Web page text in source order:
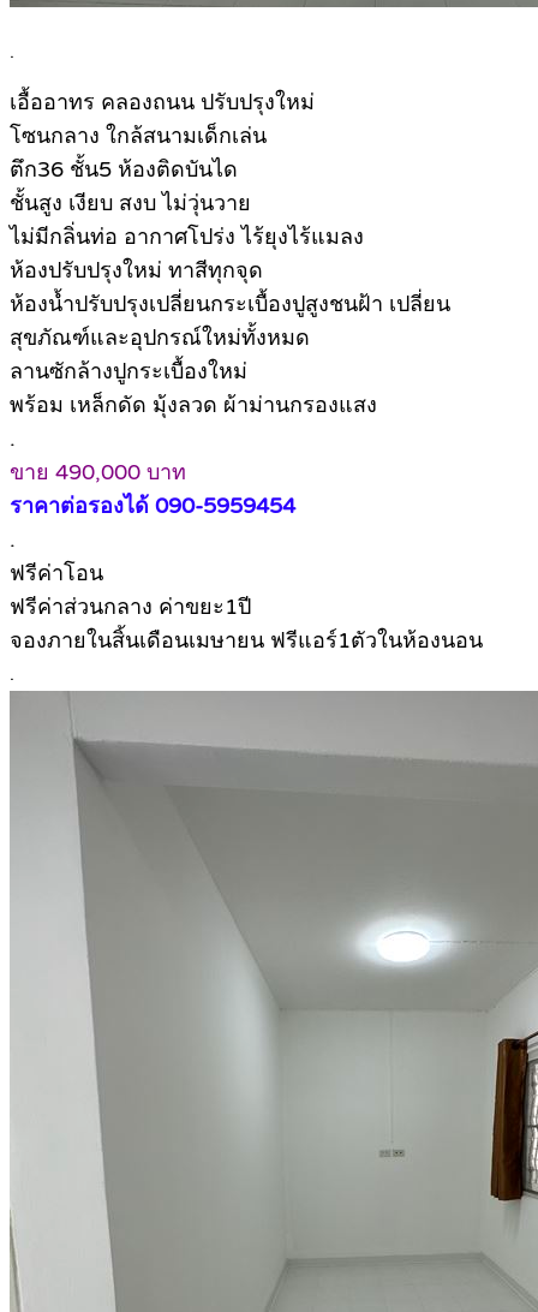
.
เอื้ออาทร คลองถนน ปรับปรุงใหม่
โซนกลาง ใกล้สนามเด็กเล่น
ตึก36 ชั้น5 ห้องติดบันได
ชั้นสูง เงียบ สงบ ไม่วุ่นวาย
ไม่มีกลิ่นท่อ อากาศโปร่ง ไร้ยุงไร้แมลง
ห้องปรับปรุงใหม่ ทาสีทุกจุด
ห้องน้ำปรับปรุงเปลี่ยนกระเบื้องปูสูงชนฝ้า เปลี่ยน
สุขภัณฑ์และอุปกรณ์ใหม่ทั้งหมด
ลานซักล้างปูกระเบื้องใหม่
พร้อม เหล็กดัด มุ้งลวด ผ้าม่านกรองแสง
.
ขาย 490,000 บาท
ราคาต่อรองได้ 090-5959454
.
ฟรีค่าโอน
ฟรีค่าส่วนกลาง ค่าขยะ1ปี
จองภายในสิ้นเดือนเมษายน ฟรีแอร์1ตัวในห้องนอน
.